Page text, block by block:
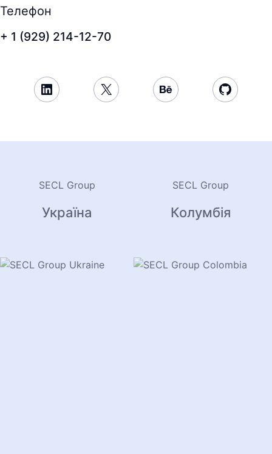
+380 (99) 009-70-37
+57 (601) 580-01-26
Телефон
+ 1 (929) 214-12-70
+31 (6) 2918-60-02
+46 (0) 707-74-419
LinkedIn X BehanceGitHub
SECL Group
Україна
SECL Group
Колумбія